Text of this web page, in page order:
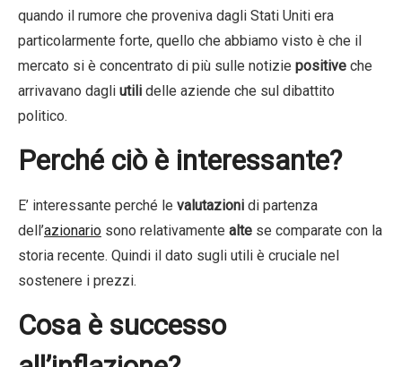
quando il rumore che proveniva dagli Stati Uniti era
particolarmente forte, quello che abbiamo visto è che il
mercato si è concentrato di più sulle notizie positive che
arrivavano dagli utili delle aziende che sul dibattito
politico.
Perché ciò è interessante?
E’ interessante perché le valutazioni di partenza
dell’azionario sono relativamente alte se comparate con la
storia recente. Quindi il dato sugli utili è cruciale nel
sostenere i prezzi.
Cosa è successo